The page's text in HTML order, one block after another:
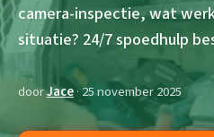
camera-inspectie, wat
situatie? 24/7 spoedhulp
doorJace· 25 november 2025